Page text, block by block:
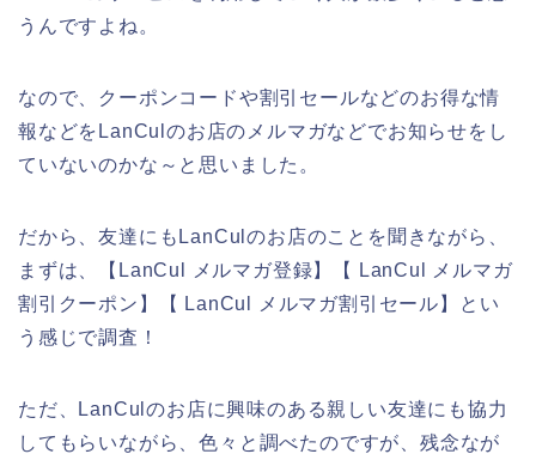
うんですよね。
なので、クーポンコードや割引セールなどのお得な情
報などをLanCulのお店のメルマガなどでお知らせをし
ていないのかな～と思いました。
だから、友達にもLanCulのお店のことを聞きながら、
まずは、【LanCul メルマガ登録】【 LanCul メルマガ
割引クーポン】【 LanCul メルマガ割引セール】とい
う感じで調査！
ただ、LanCulのお店に興味のある親しい友達にも協力
してもらいながら、色々と調べたのですが、残念なが